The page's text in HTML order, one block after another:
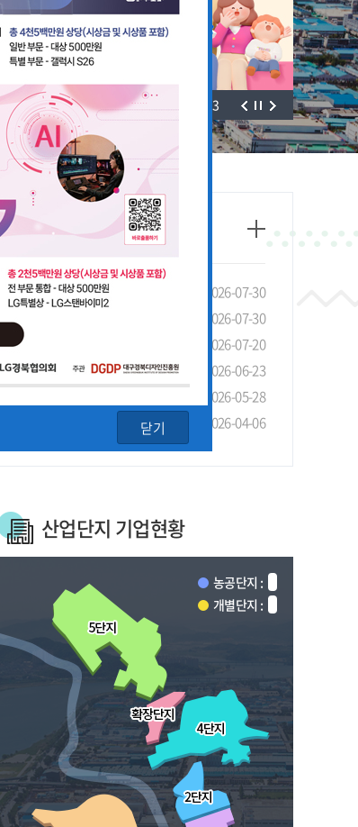
닫기
/3
안내 및 협조 요청
2026-07-30
도 안내
2026-07-30
2026-07-20
모전 개최
2026-06-23
2026-05-28
2026-04-06
산업단지 기업현황
농공단지 :
개별단지 :